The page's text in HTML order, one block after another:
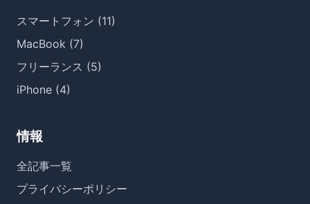
スマートフォン (11)
MacBook (7)
フリーランス (5)
iPhone (4)
情報
全記事一覧
プライバシーポリシー